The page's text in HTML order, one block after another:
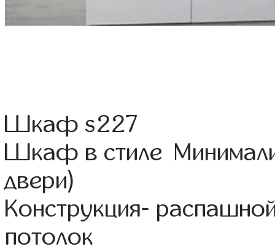
Шкаф s227
Шкаф в стиле
двери)
Конструкция-
потолок